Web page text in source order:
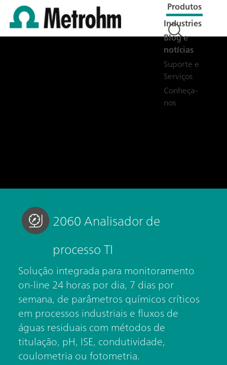
Produtos
Industries
Blog e
notícias
Suporte e
Serviços
Conheça-
nos
2060 Analisador de
processo TI
Solução integrada para monitoramento
on-line 24 horas por dia, 7 dias por
semana, de parâmetros químicos críticos
em processos industriais e fluxos de
águas residuais com métodos de
titulação, pH, ISE, condutividade,
coulometria ou fotometria.